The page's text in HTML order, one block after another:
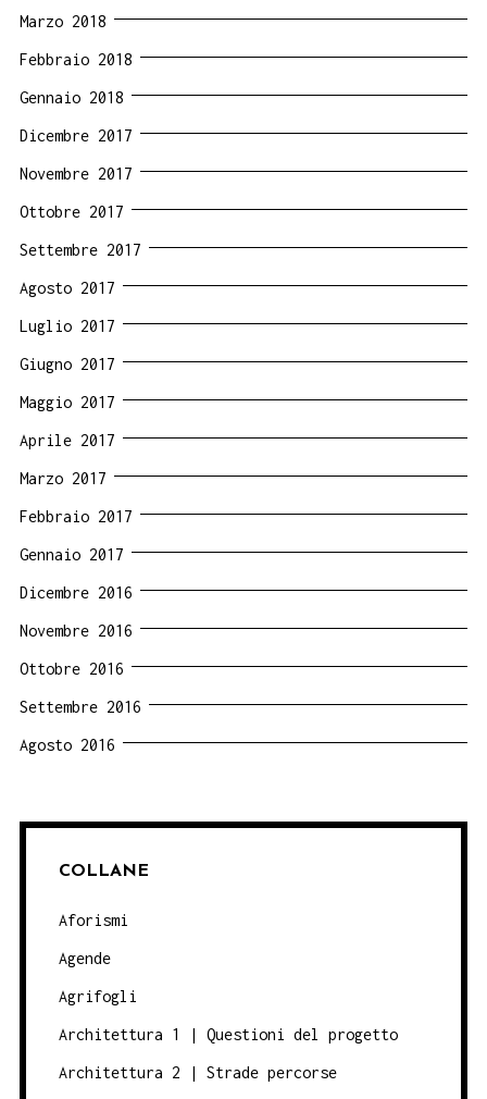
Marzo 2018
Febbraio 2018
Gennaio 2018
Dicembre 2017
Novembre 2017
Ottobre 2017
Settembre 2017
Agosto 2017
Luglio 2017
Giugno 2017
Maggio 2017
Aprile 2017
Marzo 2017
Febbraio 2017
Gennaio 2017
Dicembre 2016
Novembre 2016
Ottobre 2016
Settembre 2016
Agosto 2016
COLLANE
Aforismi
Agende
Agrifogli
Architettura 1 | Questioni del progetto
Architettura 2 | Strade percorse